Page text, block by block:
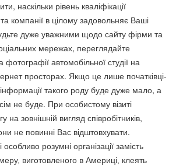
наскільки рівень кваліфікації
та компанії в цілому задовольняє Ваші
дуже уважними щодо сайту фірми та
мережах, переглядайте
фотографії автомобільної студії на
просторах. Якщо це лише початківці-
такого роду буде дуже мало, а
не буде. При особистому візиті
на зовнішній вигляд співробітників,
не повинні Вас відштовхувати.
розумні організації замість
виготовленого в Америці, клеять